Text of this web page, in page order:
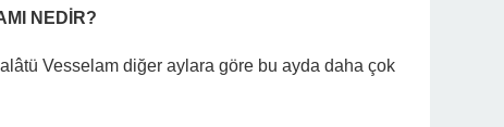
NEDİR?
Vesselam diğer aylara göre bu ayda daha çok